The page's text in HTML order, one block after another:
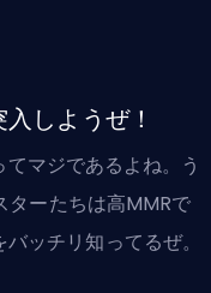
しようぜ！
マジであるよね。う
ーたちは高MMRで
ッチリ知ってるぜ。